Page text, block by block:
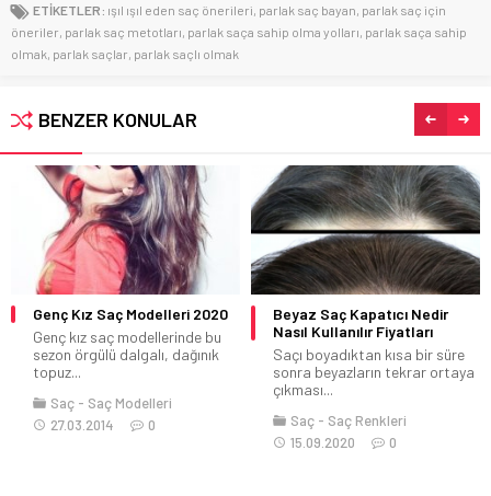
ETİKETLER: ışıl ışıl eden saç önerileri, parlak saç bayan, parlak saç için
öneriler, parlak saç metotları, parlak saça sahip olma yolları, parlak saça sahip
olmak, parlak saçlar, parlak saçlı olmak
BENZER KONULAR
Genç Kız Saç Modelleri 2020
Genç kız saç modellerinde bu
sezon örgülü dalgalı, dağınık
topuz...
Saç
Saç Modelleri
27.03.2014
0
Beyaz Saç Kapatıcı Nedir
Nasıl Kullanılır Fiyatları
Saçı boyadıktan kısa bir süre
sonra beyazların tekrar ortaya
çıkması...
Saç
Saç Renkleri
15.09.2020
0